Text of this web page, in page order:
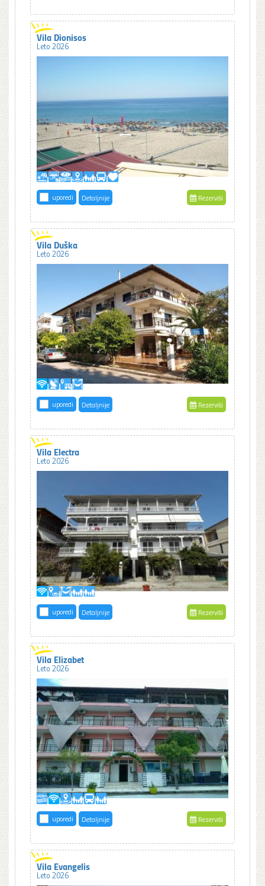
Vila Dionisos
Leto 2026
uporedi Detaljnije Rezerviši
Vila Duška
Leto 2026
uporedi Detaljnije Rezerviši
Vila Electra
Leto 2026
uporedi Detaljnije Rezerviši
Vila Elizabet
Leto 2026
uporedi Detaljnije Rezerviši
Vila Evangelis
Leto 2026